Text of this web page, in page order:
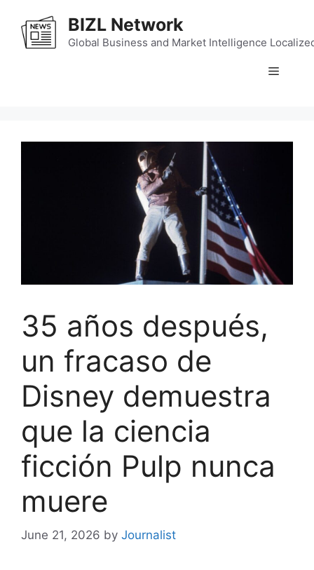
content
BIZL Network
Global Business and Market Intelligence
Menu
35 años después,
un fracaso de
Disney demuestra
que la ciencia
ficción Pulp nunca
muere
June 21, 2026 by Journalist